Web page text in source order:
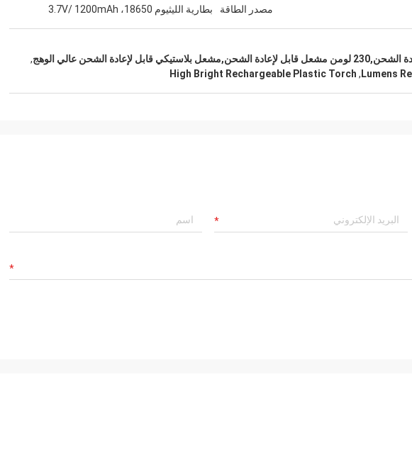
العديدة التي عملنا فيها معًا.
مصدر الطاقة بطارية الليثيوم 18650، 3.7V/ 1200mAh
قابل لإعادة الشحن عالي الوهج
,
,
High Bright Rechargeable Plastic Torch